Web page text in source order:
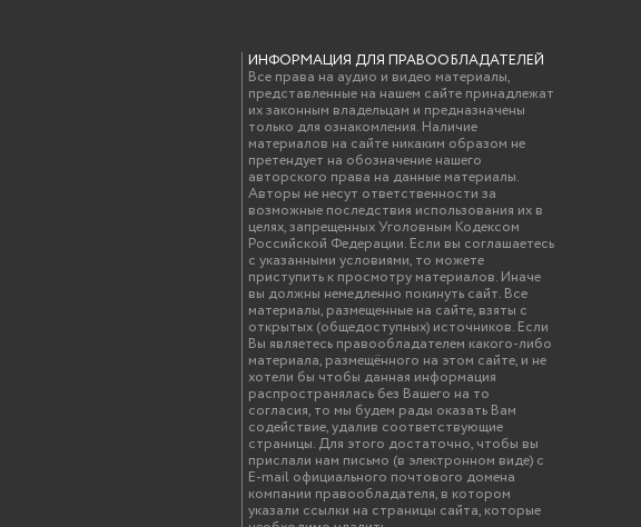
ИНФОРМАЦИЯ ДЛЯ ПРАВООБЛАДАТЕЛЕЙ
Все права на аудио и видео материалы,
представленные на нашем сайте принадлежат
их законным владельцам и предназначены
только для ознакомления. Наличие
материалов на сайте никаким образом не
претендует на обозначение нашего
авторского права на данные материалы.
Авторы не несут ответственности за
возможные последствия использования их в
целях, запрещенных Уголовным Кодексом
Российской Федерации. Если вы соглашаетесь
с указанными условиями, то можете
приступить к просмотру материалов. Иначе
вы должны немедленно покинуть сайт. Все
материалы, размещенные на сайте, взяты с
открытых (общедоступных) источников. Если
Вы являетесь правообладателем какого-либо
материала, размещённого на этом сайте, и не
хотели бы чтобы данная информация
распространялась без Вашего на то
согласия, то мы будем рады оказать Вам
содействие, удалив соответствующие
страницы. Для этого достаточно, чтобы вы
прислали нам письмо (в электронном виде) с
E-mail официального почтового домена
компании правообладателя, в котором
указали ссылки на страницы сайта, которые